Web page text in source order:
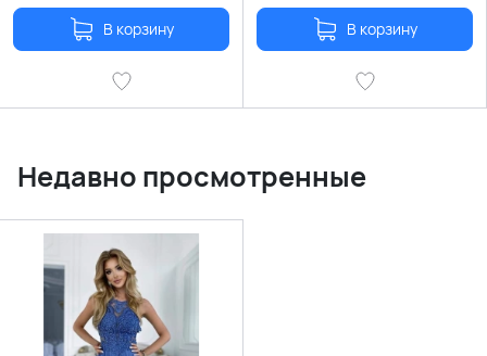
В корзину В корзину
Недавно просмотренные